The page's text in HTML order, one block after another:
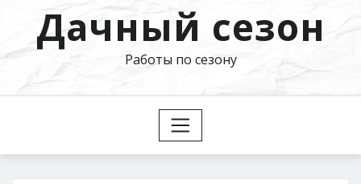
Дачный сезон
Работы по сезону